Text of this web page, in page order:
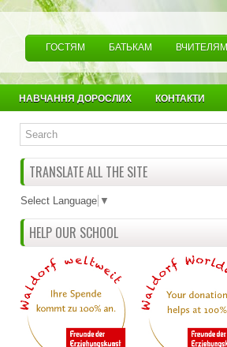
ГОСТЯМ БАТЬКАМ ВЧИТЕЛЯМ
НАВЧАННЯ ДОРОСЛИХ КОНТАКТИ
TRANSLATE ALL THE SITE
Select Language ▼
HELP OUR SCHOOL